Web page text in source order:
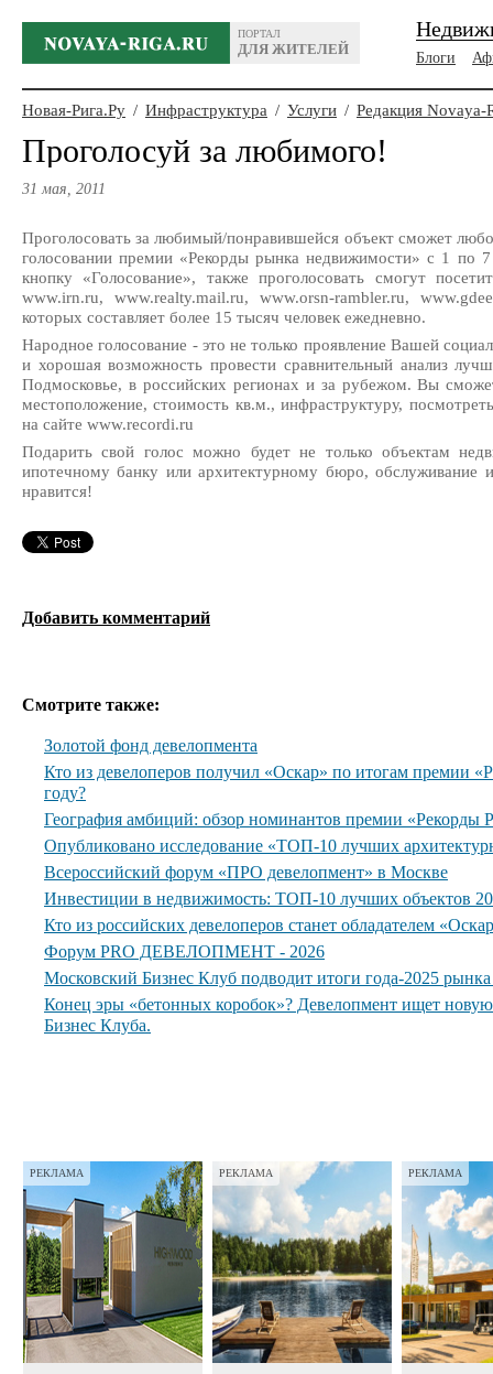
ПОРТАЛ
ДЛЯ ЖИТЕЛЕЙ
Блоги
Новая-Рига.Ру / Инфраструктура / Услуги / Редакция Novaya-
Проголосуй за любимого!
31 мая, 2011
Проголосовать за любимый/понравившейся объект сможет
голосовании премии «Рекорды рынка недвижимости» с 1 по
кнопку «Голосование», также проголосовать смогут
www.irn.ru, www.realty.mail.ru, www.orsn-rambler.ru,
которых составляет более 15 тысяч человек ежедневно.
Народное голосование - это не только проявление Вашей
и хорошая возможность провести сравнительный анализ
Подмосковье, в российских регионах и за рубежом. Вы
местоположение, стоимость кв.м., инфраструктуру,
на сайте www.recordi.ru
Подарить свой голос можно будет не только объектам
ипотечному банку или архитектурному бюро, обслуживание
нравится!
Добавить комментарий
Смотрите также:
Золотой фонд девелопмента
Кто из девелоперов получил «Оскар» по итогам премии
году?
География амбиций: обзор номинантов премии
Опубликовано исследование «ТОП-10 лучших
Всероссийский форум «ПРО девелопмент» в Москве
Инвестиции в недвижимость: ТОП-10 лучших объектов
Кто из российских девелоперов станет обладателем
Форум PRO ДЕВЕЛОПМЕНТ - 2026
Московский Бизнес Клуб подводит итоги года-2025
Конец эры «бетонных коробок»? Девелопмент ищет
Бизнес Клуба.
РЕКЛАМА РЕКЛАМА РЕКЛАМА